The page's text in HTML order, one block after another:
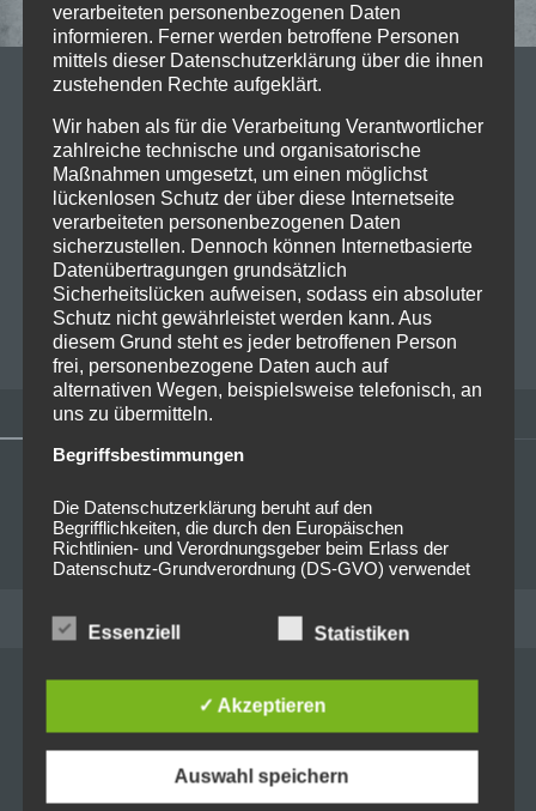
25/02/2018
Volle Kraft Voraus Festival in Ulm
„VOLLE KRAFT VORAUS“ FESTIVAL – Am 8.
September 2018 laden die Münchner Erfolgsrocker
zur 2. Ausgabe ihres Festivals in der Neu-Ulmer
Ratiopharm Arena – die Band…Read more
RALF KOWOHL
RECENT POSTS
Live on Stage: 2026-07-06 Sex
Pistols @ Tollwood
verarbeiteten personenbezogenen Daten
informieren. Ferner werden betroffene Personen
mittels dieser Datenschutzerklärung über die ihnen
zustehenden Rechte aufgeklärt.
Wir haben als für die Verarbeitung Verantwortlicher
zahlreiche technische und organisatorische
Maßnahmen umgesetzt, um einen möglichst
lückenlosen Schutz der über diese Internetseite
verarbeiteten personenbezogenen Daten
sicherzustellen. Dennoch können Internetbasierte
Datenübertragungen grundsätzlich
Sicherheitslücken aufweisen, sodass ein absoluter
Schutz nicht gewährleistet werden kann. Aus
diesem Grund steht es jeder betroffenen Person
frei, personenbezogene Daten auch auf
alternativen Wegen, beispielsweise telefonisch, an
uns zu übermitteln.
Begriffsbestimmungen
Die Datenschutzerklärung beruht auf den
Begrifflichkeiten, die durch den Europäischen
Richtlinien- und Verordnungsgeber beim Erlass der
Datenschutz-Grundverordnung (DS-GVO) verwendet
Geschäftspartner einfach lesbar und verständlich sein.
Wir verwenden in dieser Datenschutzerklärung
unter anderem die folgenden Begriffe:
Essenziell Statistiken
✓ Akzeptieren
Auswahl speichern